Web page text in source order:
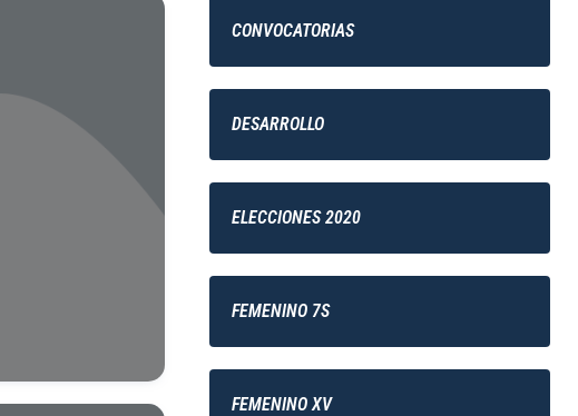
CONVOCATORIAS
DESARROLLO
ELECCIONES 2020
FEMENINO 7S
FEMENINO XV